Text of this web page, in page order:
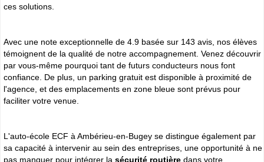
ces solutions.
Avec une note exceptionnelle de 4.9 basée sur 143 avis, nos élèves
témoignent de la qualité de notre accompagnement. Venez découvrir
par vous-même pourquoi tant de futurs conducteurs nous font
confiance. De plus, un parking gratuit est disponible à proximité de
l'agence, et des emplacements en zone bleue sont prévus pour
faciliter votre venue.
L'auto-école ECF à Ambérieu-en-Bugey se distingue également par
sa capacité à intervenir au sein des entreprises, une opportunité à ne
pas manquer pour intégrer la sécurité routière dans votre